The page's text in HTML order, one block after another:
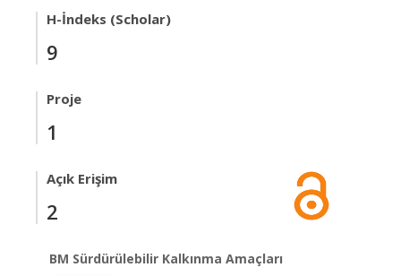
H-İndeks (Scholar)
9
Proje
1
Açık Erişim
2
BM Sürdürülebilir Kalkınma Amaçları